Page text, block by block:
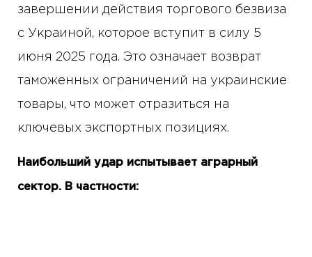
завершении действия торгового безвиза
с Украиной, которое вступит в силу 5
июня 2025 года. Это означает возврат
таможенных ограничений на украинские
товары, что может отразиться на
ключевых экспортных позициях.
Наибольший удар испытывает аграрный
сектор. В частности: